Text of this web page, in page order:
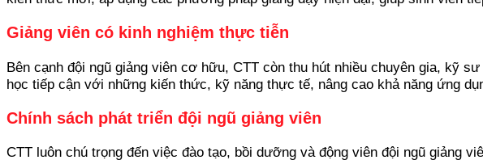
Giảng viên có kinh nghiệm thực tiễn
Bên cạnh đội ngũ giảng viên cơ hữu, CTT còn thu hút nhiều chuyên gia, kỹ
học tiếp cận với những kiến thức, kỹ năng thực tế, nâng cao khả năng ứng
Chính sách phát triển đội ngũ giảng viên
CTT luôn chú trọng đến việc đào tạo, bồi dưỡng và động viên đội ngũ giảng